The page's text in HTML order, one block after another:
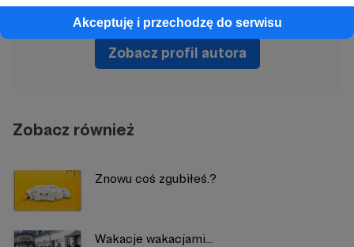
Akceptuję i przechodzę do serwisu
Zobacz profil autora
Zobacz również
Znowu coś zgubiłeś.?
Wakacje wakacjami...